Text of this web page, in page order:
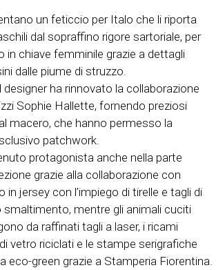
un feticcio per Italo che li riporta
dal sopraffino rigore sartoriale, per
in chiave femminile grazie a dettagli
dalle piume di struzzo.
designer ha rinnovato la collaborazione
Sophie Hallette, fornendo preziosi
macero, che hanno permesso la
patchwork.
protagonista anche nella parte
grazie alla collaborazione con
in jersey con l’impiego di tirelle e tagli di
smaltimento, mentre gli animali cuciti
da raffinati tagli a laser, i ricami
vetro riciclati e le stampe serigrafiche
eco-green grazie a Stamperia Fiorentina.